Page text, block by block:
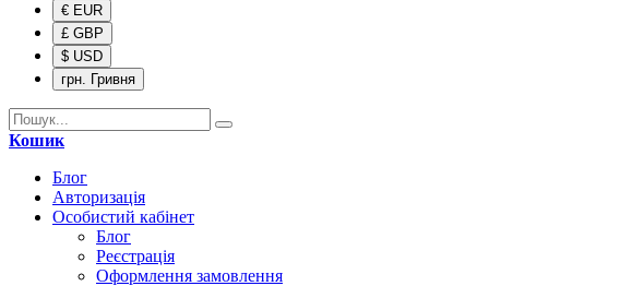
€ EUR
£ GBP
$ USD
грн. Гривня
Кошик
Блог
Авторизація
Особистий кабінет
Блог
Реєстрація
Оформлення замовлення